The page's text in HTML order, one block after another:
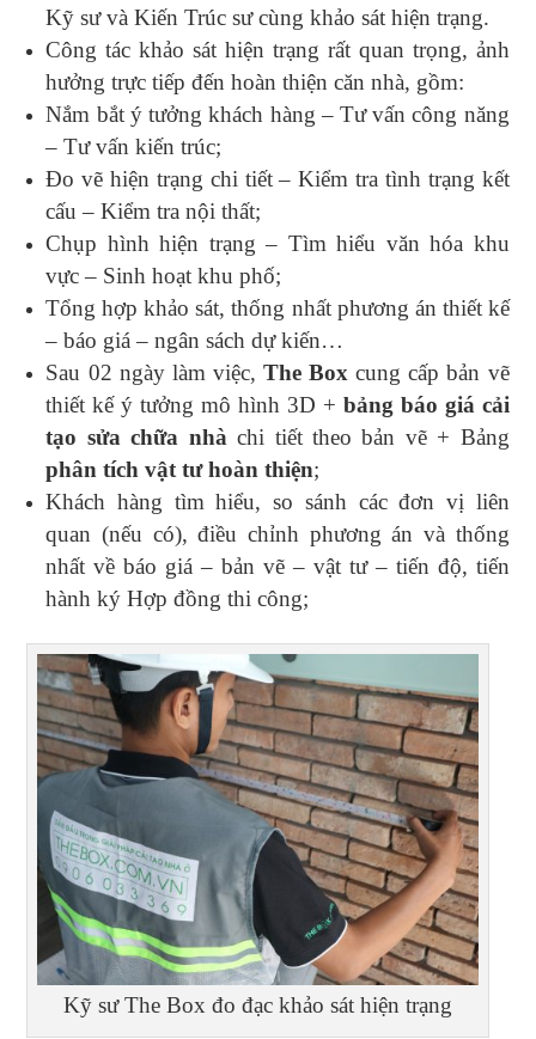
Kỹ sư và Kiến Trúc sư cùng khảo sát hiện trạng.
Công tác khảo sát hiện trạng rất quan trọng, ảnh
hưởng trực tiếp đến hoàn thiện căn nhà, gồm:
Nắm bắt ý tưởng khách hàng – Tư vấn công năng
– Tư vấn kiến trúc;
Đo vẽ hiện trạng chi tiết – Kiểm tra tình trạng kết
cấu – Kiểm tra nội thất;
Chụp hình hiện trạng – Tìm hiểu văn hóa khu
vực – Sinh hoạt khu phố;
Tổng hợp khảo sát, thống nhất phương án thiết kế
– báo giá – ngân sách dự kiến…
Sau 02 ngày làm việc, The Box cung cấp bản vẽ
thiết kế ý tưởng mô hình 3D + bảng báo giá cải
tạo sửa chữa nhàchi tiết theo bản vẽ + Bảng
phân tích vật tư hoàn thiện;
Khách hàng tìm hiểu, so sánh các đơn vị liên
quan (nếu có), điều chỉnh phương án và thống
nhất về báo giá – bản vẽ – vật tư – tiến độ, tiến
hành ký Hợp đồng thi công;
Kỹ sư The Box đo đạc khảo sát hiện trạng